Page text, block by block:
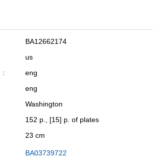
BA12662174
us
eng
eng
Washington
152 p., [15] p. of plates
23 cm
BA03739722